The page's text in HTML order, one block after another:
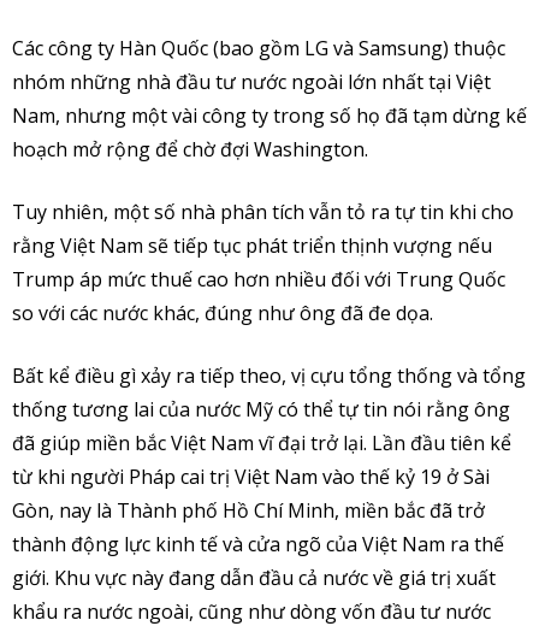
Các công ty Hàn Quốc (bao gồm LG và Samsung) thuộc
nhóm những nhà đầu tư nước ngoài lớn nhất tại Việt
Nam, nhưng một vài công ty trong số họ đã tạm dừng kế
hoạch mở rộng để chờ đợi Washington.
Tuy nhiên, một số nhà phân tích vẫn tỏ ra tự tin khi cho
rằng Việt Nam sẽ tiếp tục phát triển thịnh vượng nếu
Trump áp mức thuế cao hơn nhiều đối với Trung Quốc
so với các nước khác, đúng như ông đã đe dọa.
Bất kể điều gì xảy ra tiếp theo, vị cựu tổng thống và tổng
thống tương lai của nước Mỹ có thể tự tin nói rằng ông
đã giúp miền bắc Việt Nam vĩ đại trở lại. Lần đầu tiên kể
từ khi người Pháp cai trị Việt Nam vào thế kỷ 19 ở Sài
Gòn, nay là Thành phố Hồ Chí Minh, miền bắc đã trở
thành động lực kinh tế và cửa ngõ của Việt Nam ra thế
giới. Khu vực này đang dẫn đầu cả nước về giá trị xuất
khẩu ra nước ngoài, cũng như dòng vốn đầu tư nước